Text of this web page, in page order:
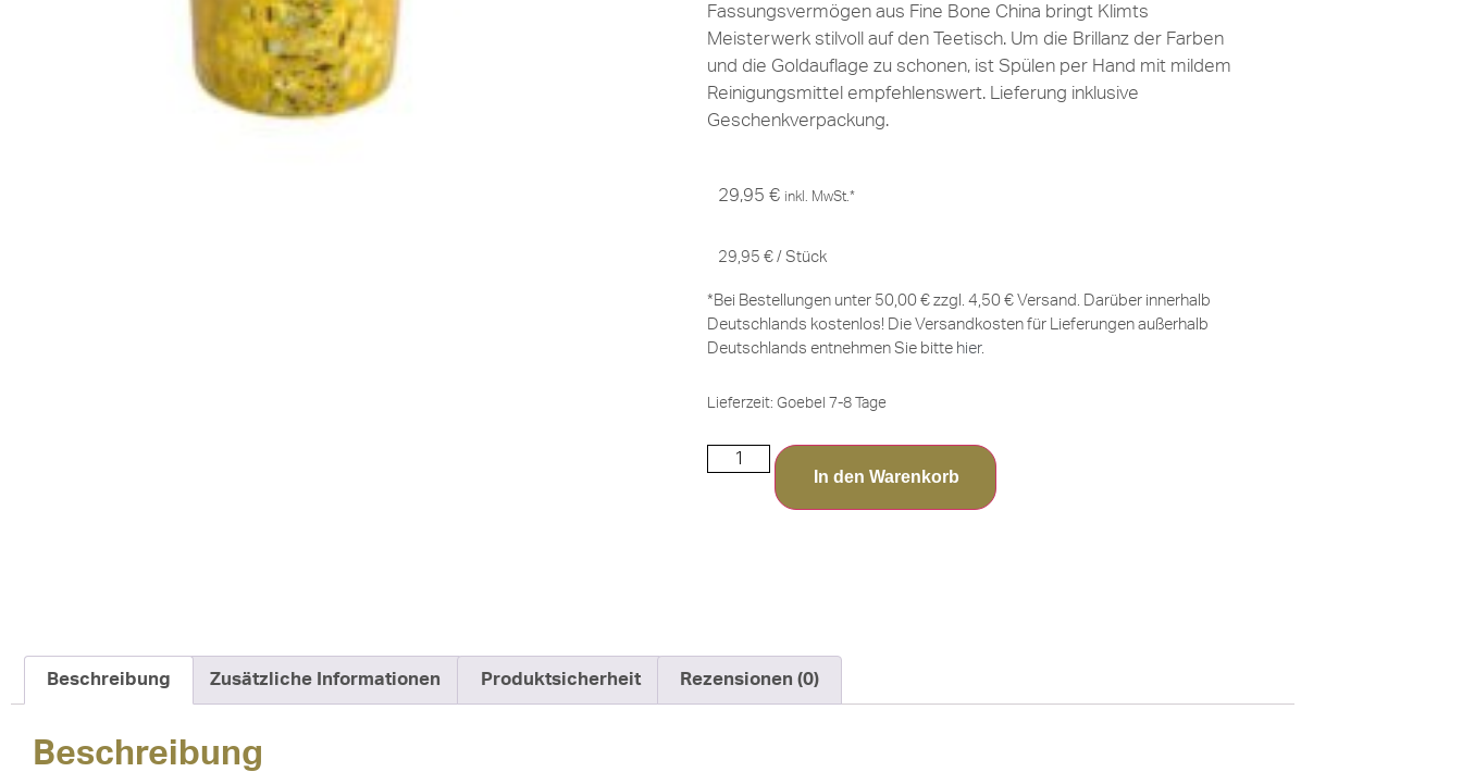
Fassungsvermögen aus Fine Bone China bringt Klimts
Meisterwerk stilvoll auf den Teetisch. Um die Brillanz der Farben
und die Goldauflage zu schonen, ist Spülen per Hand mit mildem
Reinigungsmittel empfehlenswert. Lieferung inklusive
Geschenkverpackung.
29,95 € inkl. MwSt.*
29,95 € / Stück
*Bei Bestellungen unter 50,00 € zzgl. 4,50 € Versand. Darüber innerhalb
Deutschlands kostenlos! Die Versandkosten für Lieferungen außerhalb
Deutschlands entnehmen Sie bitte hier.
Lieferzeit: Goebel 7-8 Tage
In den Warenkorb
Beschreibung Zusätzliche Informationen Produktsicherheit Rezensionen (0)
Beschreibung